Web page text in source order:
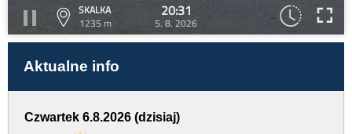
SKALKA
1235 m
20:31
5. 8. 2026
Aktualne info
Czwartek 6.8.2026 (dzisiaj)